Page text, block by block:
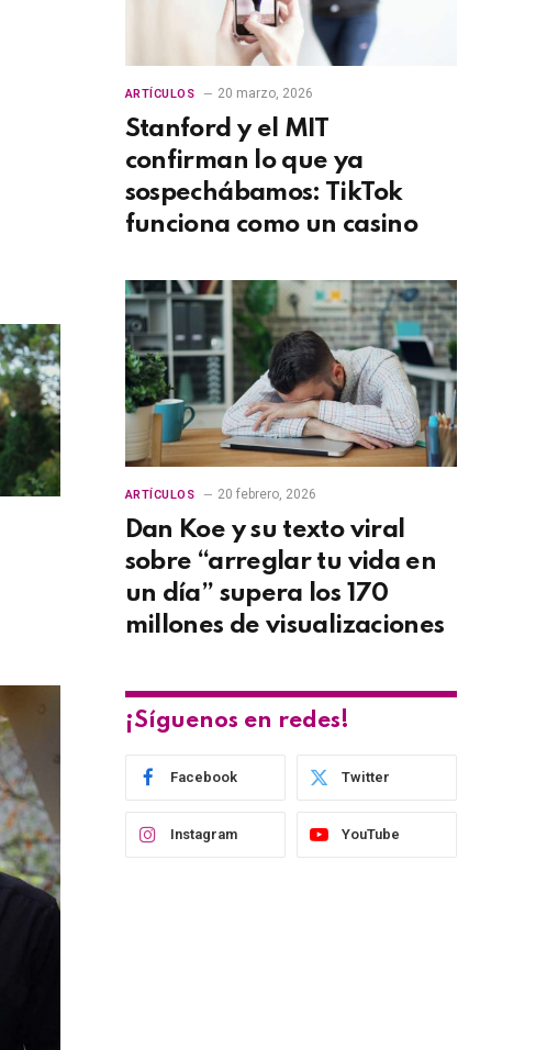
ARTÍCULOS 20 marzo, 2026
Stanford y el MIT
confirman lo que ya
sospechábamos: TikTok
funciona como un casino
ARTÍCULOS 20 febrero, 2026
Dan Koe y su texto viral
sobre “arreglar tu vida en
un día” supera los 170
millones de visualizaciones
¡Síguenos en redes!
Facebook Twitter
Instagram YouTube